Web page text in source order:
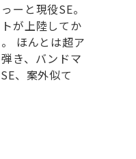
と現役SE。
が上陸してか
ほんとは超ア
き、バンドマ
、案外似て